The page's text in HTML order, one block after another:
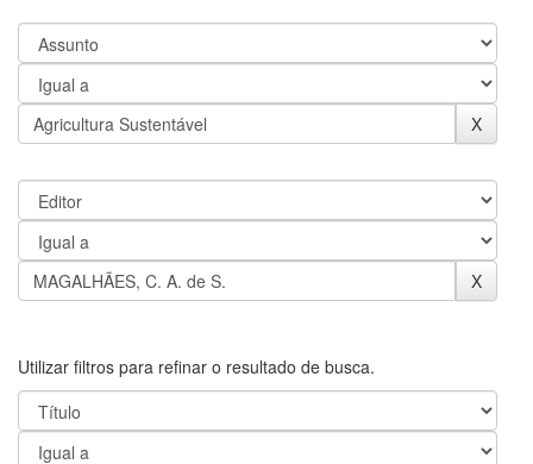
Utilizar filtros para refinar o resultado de busca.